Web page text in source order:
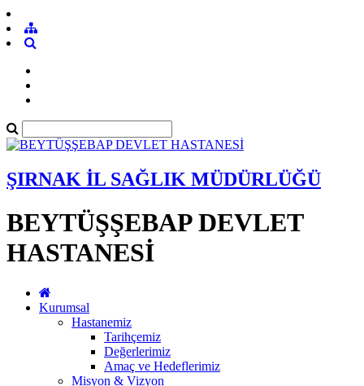
ŞIRNAK İL SAĞLIK MÜDÜRLÜĞÜ
BEYTÜŞŞEBAP DEVLET
HASTANESİ
Kurumsal
Hastanemiz
Tarihçemiz
Değerlerimiz
Amaç ve Hedeflerimiz
Misyon & Vizyon